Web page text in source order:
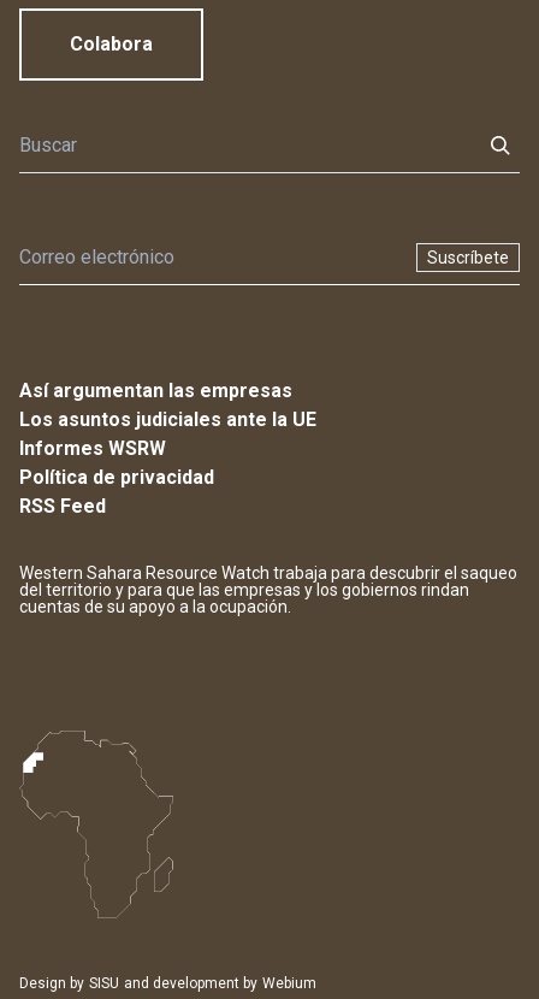
Colabora
Suscríbete
Así argumentan las empresas
Los asuntos judiciales ante la UE
Informes WSRW
Política de privacidad
RSS Feed
Western Sahara Resource Watch trabaja para descubrir el saqueo
del territorio y para que las empresas y los gobiernos rindan
cuentas de su apoyo a la ocupación.
Design by SISU and development by Webium